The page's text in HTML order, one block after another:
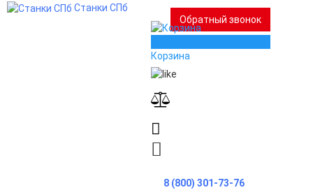
Станки СПб
Обратный звонок
Корзина
8 (800) 301-73-76